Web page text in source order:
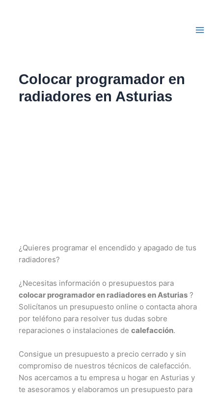
Colocar programador en
radiadores en Asturias
¿Quieres programar el encendido y apagado de tus
radiadores?
¿Necesitas información o presupuestos para
colocar programador en radiadores en Asturias?
Solicítanos un presupuesto online o contacta ahora
por teléfono para resolver tus dudas sobre
reparaciones o instalaciones de calefacción.
Consigue un presupuesto a precio cerrado y sin
compromiso de nuestros técnicos de calefacción.
Nos acercamos a tu empresa u hogar en Asturias y
te asesoramos y elaboramos un presupuesto para